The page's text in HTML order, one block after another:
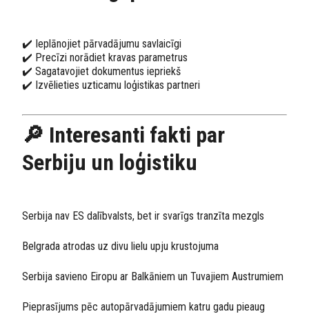
✔️ Ieplānojiet pārvadājumu savlaicīgi
✔️ Precīzi norādiet kravas parametrus
✔️ Sagatavojiet dokumentus iepriekš
✔️ Izvēlieties uzticamu loģistikas partneri
🔎 Interesanti fakti par
Serbiju un loģistiku
Serbija nav ES dalībvalsts, bet ir svarīgs tranzīta mezgls
Belgrada atrodas uz divu lielu upju krustojuma
Serbija savieno Eiropu ar Balkāniem un Tuvajiem Austrumiem
Pieprasījums pēc autopārvadājumiem katru gadu pieaug